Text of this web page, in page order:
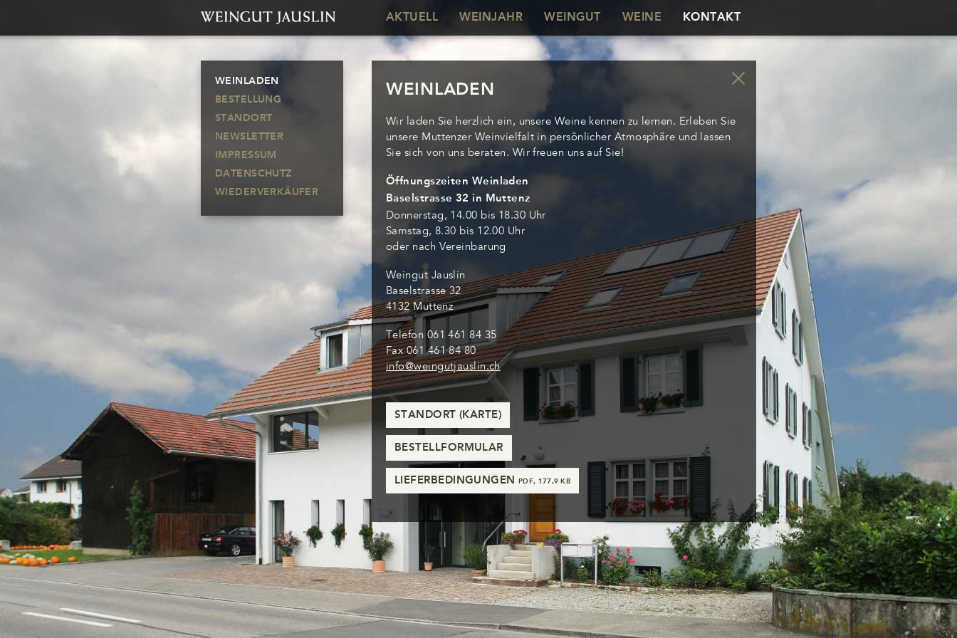
AKTUELL WEINJAHR WEINGUT WEINE KONTAKT
WEINLADEN
BESTELLUNG
STANDORT
NEWSLETTER
IMPRESSUM
DATENSCHUTZ
WIEDERVERKÄUFER
WEINLADEN
Wir laden Sie herzlich ein, unsere Weine kennen zu lernen. Erleben Sie
unsere Muttenzer Weinvielfalt in persönlicher Atmosphäre und lassen
Sie sich von uns beraten. Wir freuen uns auf Sie!
Öffnungszeiten Weinladen
Baselstrasse 32 in Muttenz
Donnerstag, 14.00 bis 18.30 Uhr
Samstag, 8.30 bis 12.00 Uhr
oder nach Vereinbarung
Weingut Jauslin
Baselstrasse 32
4132 Muttenz
Telefon 061 461 84 35
Fax 061 461 84 80
info@weingutjauslin.ch
STANDORT (KARTE)
BESTELLFORMULAR
LIEFERBEDINGUNGENPDF, 177,9 KB